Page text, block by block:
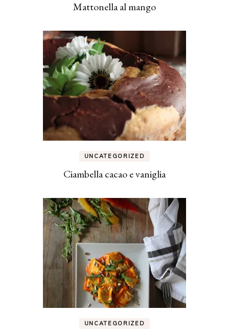
Mattonella al mango
UNCATEGORIZED
Ciambella cacao e vaniglia
UNCATEGORIZED